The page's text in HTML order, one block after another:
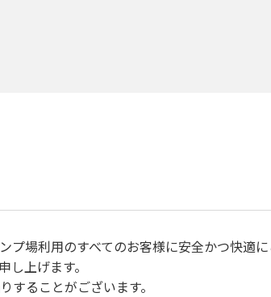
場利用のすべてのお客様に安全かつ快適
上げます。
ることがございます。